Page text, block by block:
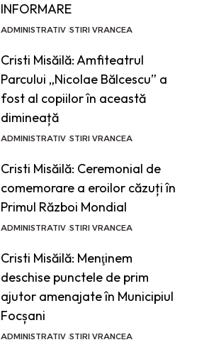
INFORMARE
ADMINISTRATIV STIRI VRANCEA
Cristi Misăilă: Amfiteatrul
Parcului „Nicolae Bălcescu” a
fost al copiilor în această
dimineață
ADMINISTRATIV STIRI VRANCEA
Cristi Misăilă: Ceremonial de
comemorare a eroilor căzuți în
Primul Război Mondial
ADMINISTRATIV STIRI VRANCEA
Cristi Misăilă: Menţinem
deschise punctele de prim
ajutor amenajate în Municipiul
Focșani
ADMINISTRATIV STIRI VRANCEA